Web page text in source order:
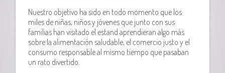
Nuestro objetivo ha sido en todo momento que los
miles de niñas, niños y jóvenes que junto con sus
familias han visitado el estand aprendieran algo más
sobre la alimentación saludable, el comercio justo y el
consumo responsable al mismo tiempo que pasaban
un rato divertido.